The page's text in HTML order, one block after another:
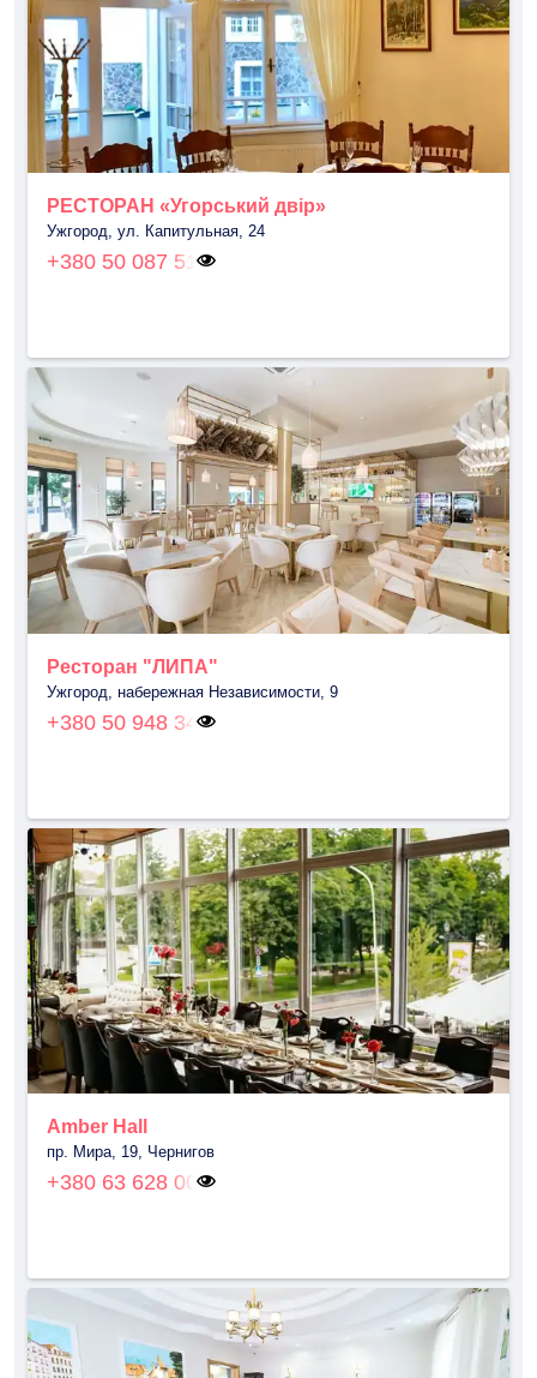
РЕСТОРАН «Угорський двір»
Ужгород, ул. Капитульная, 24
+380 50 087 51
Ресторан "ЛИПА"
Ужгород, набережная Независимости, 9
+380 50 948 34
Amber Hall
пр. Мира, 19, Чернигов
+380 63 628 00